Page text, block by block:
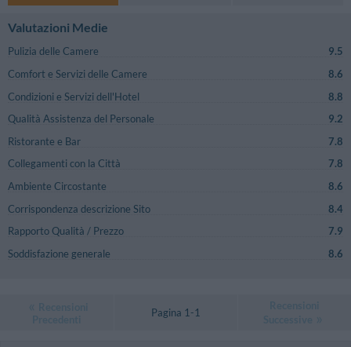
Valutazioni Medie
Pulizia delle Camere
9.5
Comfort e Servizi delle Camere
8.6
Condizioni e Servizi dell'Hotel
8.8
Qualità Assistenza del Personale
9.2
Ristorante e Bar
7.8
Collegamenti con la Città
7.8
Ambiente Circostante
8.6
Corrispondenza descrizione Sito
8.4
Rapporto Qualità / Prezzo
7.9
Soddisfazione generale
8.6
Pagina 1-1